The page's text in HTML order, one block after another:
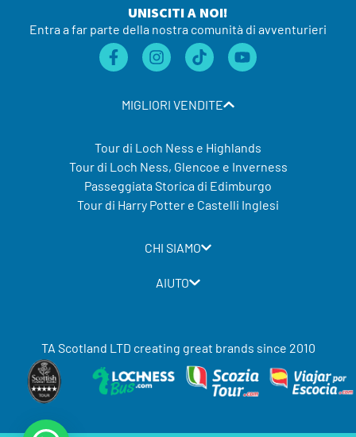
UNISCITI A NOI!
Entra a far parte della nostra comunità di avventurieri
MIGLIORI VENDITE
Tour di Loch Ness e Highlands
Tour di Loch Ness, Glencoe e Inverness
Passeggiata Storica di Edimburgo
Tour di Harry Potter e Castelli Inglesi
CHI SIAMO
AIUTO
TA Scotland LTD creating great brands since 2010